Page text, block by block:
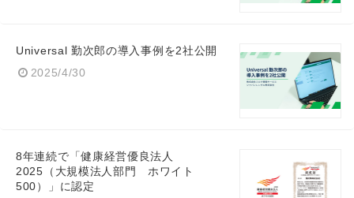
Universal 勤次郎の導入事例を2社公開
2025/4/30
8年連続で「健康経営優良法人
2025（大規模法人部門 ホワイト
500）」に認定